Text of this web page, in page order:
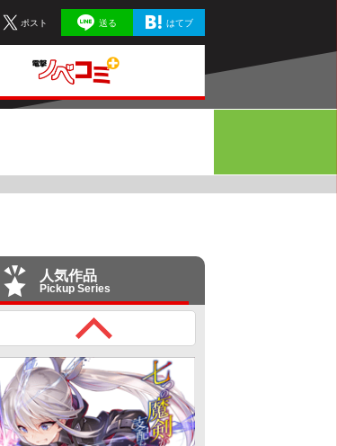
ポスト 送る はてブ
人気作品
Pickup Series